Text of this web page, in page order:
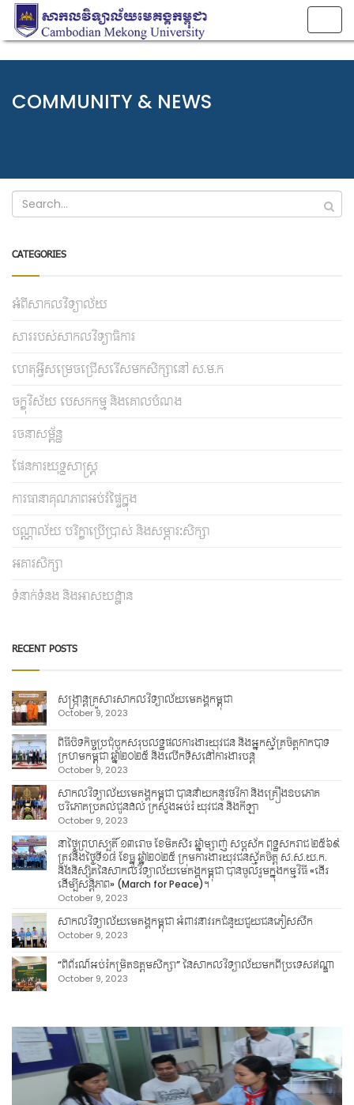
COMMUNITY & NEWS
CATEGORIES
អំពីសាកលវិទ្យាល័យ
សាររបស់សាកលវិទ្យាធិការ
ហេតុអ្វីសម្រេចជ្រើសរើសមកសិក្សានៅ ស.ម.ក
ចក្ខុវិស័យ បេសកកម្ម និងគោលបំណង
រចនាសម្ព័ន្ធ
ផែនការយុទ្ធសាស្រ្ត
ការធានាគុណភាពអប់រំផ្ទៃក្នុង
បណ្ណាល័យ បរិក្ខាប្រើប្រាស់ និងសម្ភារៈសិក្សា
អគារសិក្សា
ទំនាក់ទំនង និងអាសយដ្ឋាន
RECENT POSTS
សង្ក្រាន្តគ្រួសារសាកលវិទ្យាល័យមេគង្គកម្ពុជា
October 9, 2023
ពិធីបិទកិច្ចប្រជុំបូកសរុបលទ្ធផលការងារយុវជន និងអ្នកស្ម័គ្រចិត្តកាកបាទ
ក្រហមកម្ពុជា ឆ្នាំ២០២៥ និងលើកទិសដៅការងារបន្ត
October 9, 2023
សាកលវិទ្យាល័យមេគង្គកម្ពុជា បាននាំយកនូវថវិកា និងគ្រឿងឧបភោគ
បរិភោគប្រគល់ជូនដល់ ក្រសួងអប់រំ យុវជន និងកីឡា
October 9, 2023
នាថ្ងៃព្រហស្បតិ៍ ១៣រោច ខែមិគសិរ ឆ្នាំម្សាញ់ សប្តស័ក ពុទ្ធសករាជ ២៥៦៩
ត្រូវនឹងថ្ងៃទី១៨ ខែធ្នូ ឆ្នាំ២០២៥ ក្រុមការងារយុវជនស្ម័គចិត្ត ស.ស.យ.ក.
និងនិស្សិតនៃសាកលវិទ្យាល័យមេគង្គកម្ពុជា បានចូលរួមក្នុងកម្មវិធី «ដើរ
ដើម្បីសន្តិភាព» (March for Peace)។
October 9, 2023
សាកលវិទ្យាល័យមេគង្គកម្ពុជា អំពាវនាវរកជំនួយជួយជនភៀសសឹក
October 9, 2023
“ពិព័រណ៍អប់រំកម្រិតឧត្តមសិក្សា” នៃសាកលវិទ្យាល័យមកពីប្រទេសឥណ្ឌា
October 9, 2023